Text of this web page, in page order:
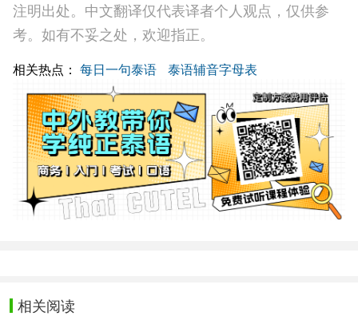
注明出处。中文翻译仅代表译者个人观点，仅供参
考。如有不妥之处，欢迎指正。
相关热点： 每日一句泰语 泰语辅音字母表
相关阅读